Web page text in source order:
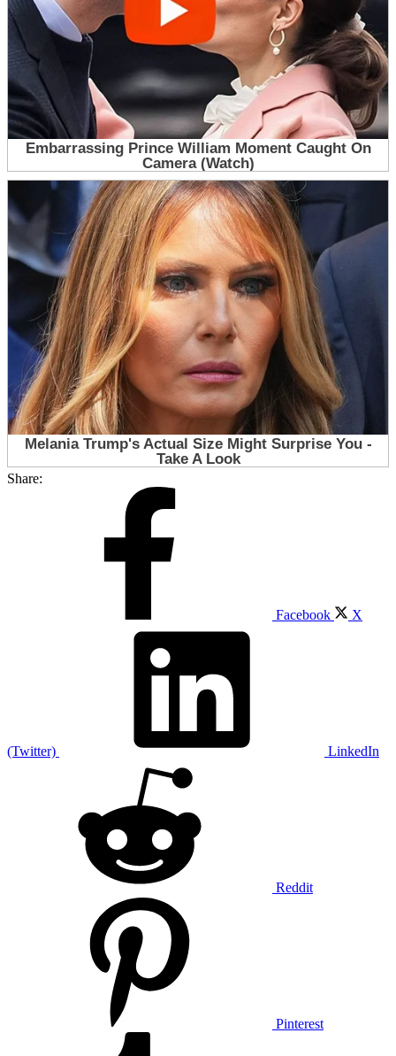
Share:
Facebook X
(Twitter) LinkedIn
Reddit
Pinterest